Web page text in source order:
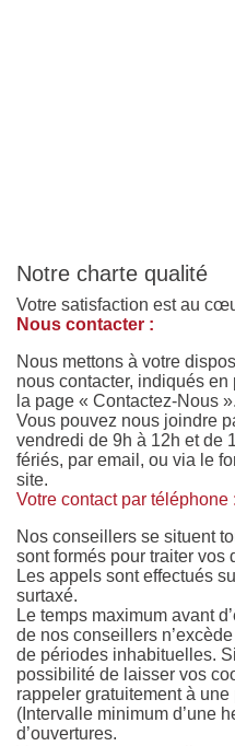
Notre charte qualité
Votre satisfaction est au
Nous contacter :
Nous mettons à votre
nous contacter, indiqués
la page « Contactez-Nous ».
Vous pouvez nous joindre
vendredi de 9h à 12h et de
fériés, par email, ou via le
site.
Votre contact par téléphone :
Nos conseillers se situent
sont formés pour traiter vos
Les appels sont effectués
surtaxé.
Le temps maximum avant
de nos conseillers
de périodes inhabituelles.
possibilité de laisser vos
rappeler gratuitement à
(Intervalle minimum d’une
d’ouvertures.